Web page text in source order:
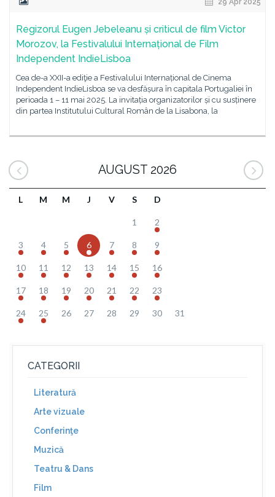
29 Apr 2025
Regizorul Eugen Jebeleanu și criticul de film Victor
Morozov, la Festivalului Internațional de Film
Independent IndieLisboa
Cea de-a XXII-a ediţie a Festivalului Internațional de Cinema
Independent IndieLisboa se va desfășura în capitala Portugaliei în
perioada 1 – 11 mai 2025. La invitația organizatorilor și cu susținere
din partea Institutului Cultural Român de la Lisabona, la
AUGUST 2026
L M M J V S D
1 2
3 4 5 6 7 8 9
10 11 12 13 14 15 16
17 18 19 20 21 22 23
24 25 26 27 28 29 30 31
CATEGORII
Literatură
Arte vizuale
Conferinţe
Muzică
Teatru & Dans
Film